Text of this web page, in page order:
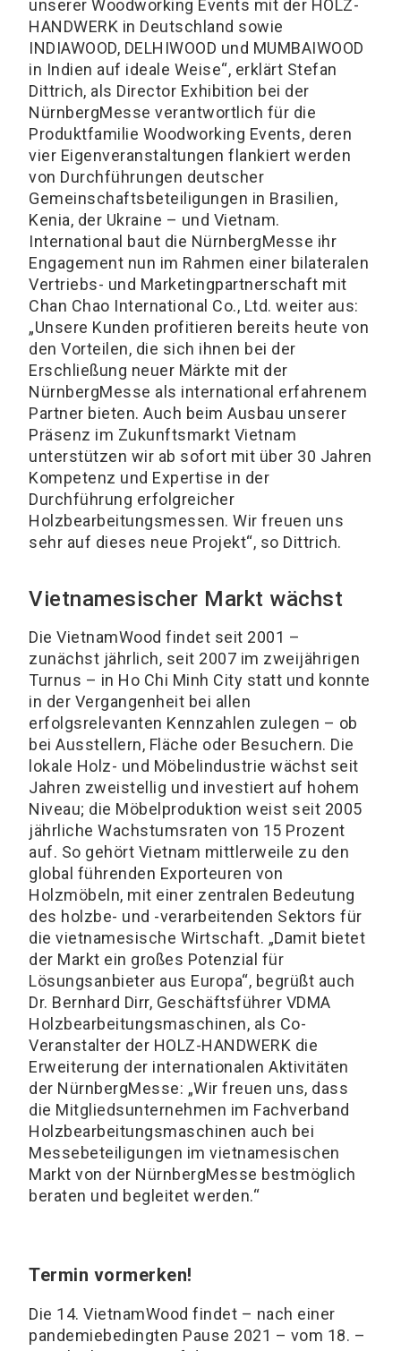
unserer Woodworking Events mit der HOLZ-
HANDWERK in Deutschland sowie
INDIAWOOD, DELHIWOOD und MUMBAIWOOD
in Indien auf ideale Weise“, erklärt Stefan
Dittrich, als Director Exhibition bei der
NürnbergMesse verantwortlich für die
Produktfamilie Woodworking Events, deren
vier Eigenveranstaltungen flankiert werden
von Durchführungen deutscher
Gemeinschaftsbeteiligungen in Brasilien,
Kenia, der Ukraine – und Vietnam.
International baut die NürnbergMesse ihr
Engagement nun im Rahmen einer bilateralen
Vertriebs- und Marketingpartnerschaft mit
Chan Chao International Co., Ltd. weiter aus:
„Unsere Kunden profitieren bereits heute von
den Vorteilen, die sich ihnen bei der
Erschließung neuer Märkte mit der
NürnbergMesse als international erfahrenem
Partner bieten. Auch beim Ausbau unserer
Präsenz im Zukunftsmarkt Vietnam
unterstützen wir ab sofort mit über 30 Jahren
Kompetenz und Expertise in der
Durchführung erfolgreicher
Holzbearbeitungsmessen. Wir freuen uns
sehr auf dieses neue Projekt“, so Dittrich.
Vietnamesischer Markt wächst
Die VietnamWood findet seit 2001 –
zunächst jährlich, seit 2007 im zweijährigen
Turnus – in Ho Chi Minh City statt und konnte
in der Vergangenheit bei allen
erfolgsrelevanten Kennzahlen zulegen – ob
bei Ausstellern, Fläche oder Besuchern. Die
lokale Holz- und Möbelindustrie wächst seit
Jahren zweistellig und investiert auf hohem
Niveau; die Möbelproduktion weist seit 2005
jährliche Wachstumsraten von 15 Prozent
auf. So gehört Vietnam mittlerweile zu den
global führenden Exporteuren von
Holzmöbeln, mit einer zentralen Bedeutung
des holzbe- und -verarbeitenden Sektors für
die vietnamesische Wirtschaft. „Damit bietet
der Markt ein großes Potenzial für
Lösungsanbieter aus Europa“, begrüßt auch
Dr. Bernhard Dirr, Geschäftsführer VDMA
Holzbearbeitungsmaschinen, als Co-
Veranstalter der HOLZ-HANDWERK die
Erweiterung der internationalen Aktivitäten
der NürnbergMesse: „Wir freuen uns, dass
die Mitgliedsunternehmen im Fachverband
Holzbearbeitungsmaschinen auch bei
Messebeteiligungen im vietnamesischen
Markt von der NürnbergMesse bestmöglich
beraten und begleitet werden.“
Termin vormerken!
Die 14. VietnamWood findet – nach einer
pandemiebedingten Pause 2021 – vom 18. –